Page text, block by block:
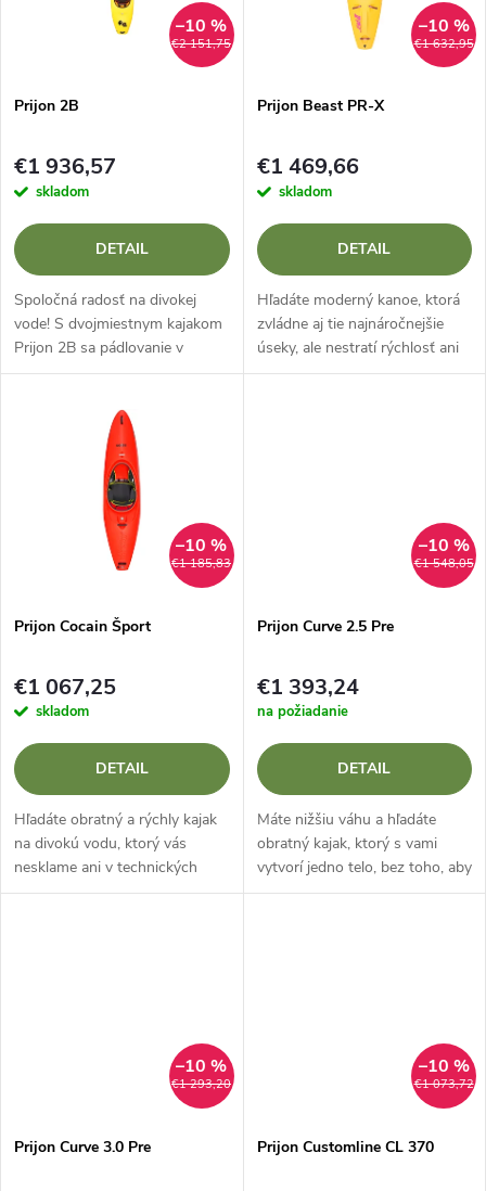
e
p
r
o
d
v
s
p
r
o
d
u
€2 151,75
–10 %
Prijon 2B
€1 936,57
skladom
DETAIL
Spoločná radosť na divokej
vode! S dvojmiestnym kajakom
Prijon 2B sa pádlovanie v
perejách stáva skutočným
chcete vydať na vodu s
najlepším kamarátom,...
€1 632,95
–10 %
Prijon Beast PR-X
€1 469,66
skladom
DETAIL
Hľadáte moderný kanoe, ktorá
zvládne aj tie najnáročnejšie
úseky, ale nestratí rýchlosť ani
na dlhých úsekoch? Prijon
€1 185,83
–10 %
Prijon Cocain Šport
€1 067,25
skladom
DETAIL
Hľadáte obratný a rýchly kajak
na divokú vodu, ktorý vás
nesklame ani v technických
úsekoch, ale nezatíži vás
€1 548,05
–10 %
Prijon Curve 2.5 Pre
€1 393,24
na požiadanie
DETAIL
Máte nižšiu váhu a hľadáte
obratný kajak, ktorý s vami
vytvorí jedno telo, bez toho, aby
ste museli ťahať zbytočný
€1 293,20
–10 %
Prijon Curve 3.0 Pre
€1 073,72
–10 %
Prijon Customline CL 370